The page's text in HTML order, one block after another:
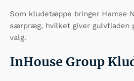
Som kludetæppe bringer Hemse
særpræg, hvilket giver gulvfladen
valg.
InHouse Group